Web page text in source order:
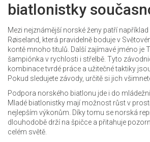
biatlonistky
Mezi nejznámější norské ženy patří
Røiseland, která pravidelně boduje v
kontě mnoho titulů. Další zajímavé jméno je
šampiónka v rychlosti i střelbě. Tyto
kombinace tvrdé práce a užitečné taktiky
Pokud sledujete závody, určitě si jich
Podpora norského biatlonu jde i do
Mladé biatlonistky mají možnost růst v
nejlepším výkonům. Díky tomu se norská
dlouhodobě drží na špičce a přitahuje
celém světě.